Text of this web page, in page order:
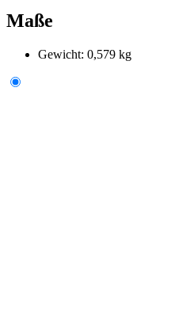
Maße
Gewicht: 0,579 kg